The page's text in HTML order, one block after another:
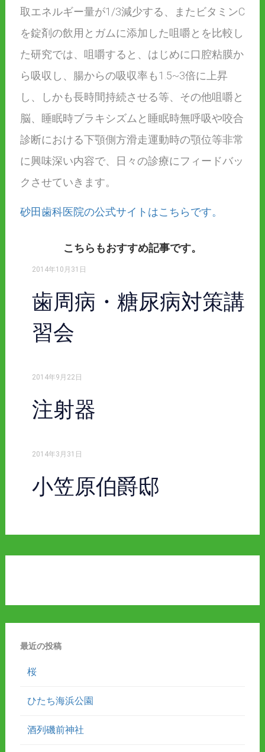
取エネルギー量が1/3減少する、またビタミンC
を錠剤の飲用とガムに添加した咀嚼とを比較し
た研究では、咀嚼すると、はじめに口腔粘膜か
ら吸収し、腸からの吸収率も1.5~3倍に上昇
し、しかも長時間持続させる等、その他咀嚼と
脳、睡眠時ブラキシズムと睡眠時無呼吸や咬合
診断における下顎側方滑走運動時の顎位等非常
に興味深い内容で、日々の診療にフィードバッ
クさせていきます。
砂田歯科医院の公式サイトはこちらです。
こちらもおすすめ記事です。
2014年10月31日
歯周病・糖尿病対策講
習会
2014年9月22日
注射器
2014年3月31日
小笠原伯爵邸
最近の投稿
桜
ひたち海浜公園
酒列磯前神社